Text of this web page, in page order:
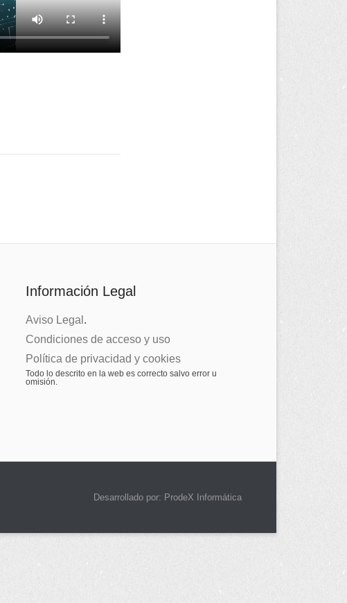
Información Legal
Aviso Legal .
Condiciones de acceso y uso
Política de privacidad y cookies
Todo lo descrito en la web es correcto salvo error u
omisión.
Desarrollado por: ProdeX Informática